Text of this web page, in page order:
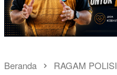
Beranda RAGAM POLISI